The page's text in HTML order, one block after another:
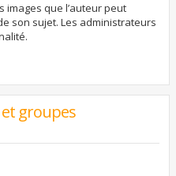
images que l’auteur peut
son sujet. Les administrateurs
groupes